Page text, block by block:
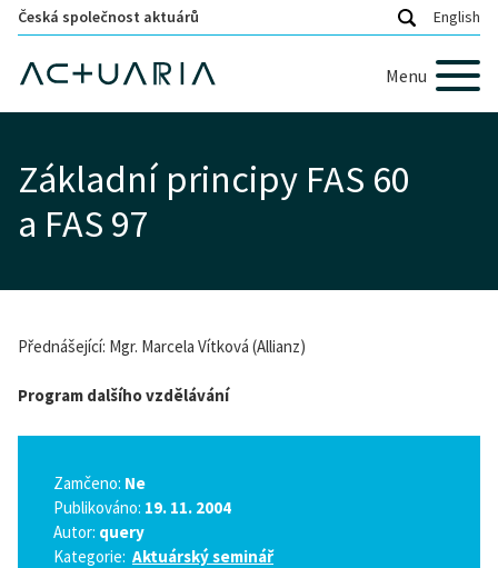
Česká společnost aktuárů English
Menu
Základní principy FAS 60
a FAS 97
Přednášející: Mgr. Marcela Vítková (Allianz)
Program dalšího vzdělávání
Zamčeno: Ne
Publikováno: 19. 11. 2004
Autor: query
Kategorie: Aktuárský seminář